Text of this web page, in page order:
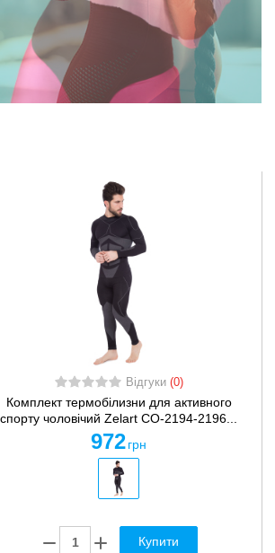
Відгуки (0)
Комплект термобілизни для активного
спорту чоловічий Zelart CO-2194-2196...
972 грн
Купити